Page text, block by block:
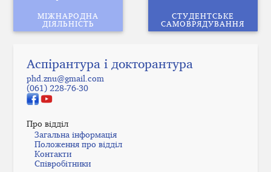
МІЖНАРОДНА
ДІЯЛЬНІСТЬ
СТУДЕНТСЬКЕ
САМОВРЯДУВАННЯ
Аспірантура і докторантура
phd.znu@gmail.com
(061) 228-76-30
Про відділ
Загальна інформація
Положення про відділ
Контакти
Співробітники